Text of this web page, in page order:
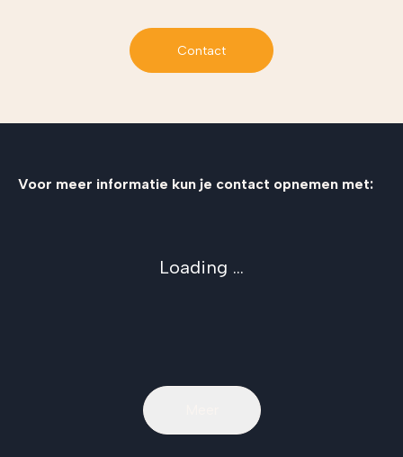
Contact
Voor meer informatie kun je contact opnemen met:
Loading ...